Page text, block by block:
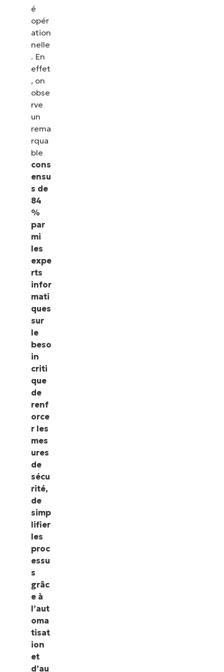
é
opér
ation
nelle
. En
effet
, on
obse
rve
un
rema
rqua
ble
cons
ensu
s de
84
%
par
mi
les
expe
rts
infor
mati
ques
sur
le
beso
in
criti
que
de
renf
orce
r les
mes
ures
de
sécu
rité,
de
simp
lifier
les
proc
essu
s
grâc
e à
l’aut
oma
tisat
ion
et
d’au